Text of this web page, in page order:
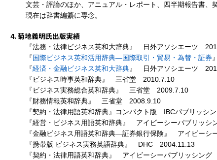
文芸・評論のほか、アニュアル・レポート、四半期報告書、
現在は辞書編纂に専念。
菊地義明氏出版実績
『法務・法律ビジネス英和大辞典』 日外アソシエーツ
『国際ビジネス英和活用辞典―国際取引・貿易・為替・証券
『経済・金融ビジネス英和大辞典』 日外アソシエーツ
『ビジネス時事英和辞典』 三省堂 2010.7.10
『ビジネス実務総合英和辞典』 三省堂 2009.7.10
『財務情報英和辞典』 三省堂 2008.9.10
『契約・法律用語英和辞典』コンパクト版 IBCパブリッシ
『経営・ビジネス用語英和辞典』 アイビーシーパブリッ
『金融ビジネス用語英和辞典―証券銀行保険』 アイビー
『携帯版 ビジネス実務英語辞典』 DHC 2004.11.13
『契約・法律用語英和辞典』 アイビーシーパブリッシン